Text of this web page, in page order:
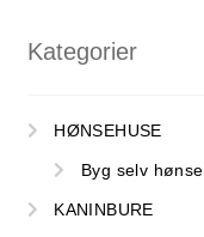
Kategorier
HØNSEHUSE
Byg selv
KANINBURE